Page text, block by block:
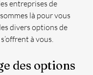
entreprises de
là pour vous
divers options de
à vous.
des options